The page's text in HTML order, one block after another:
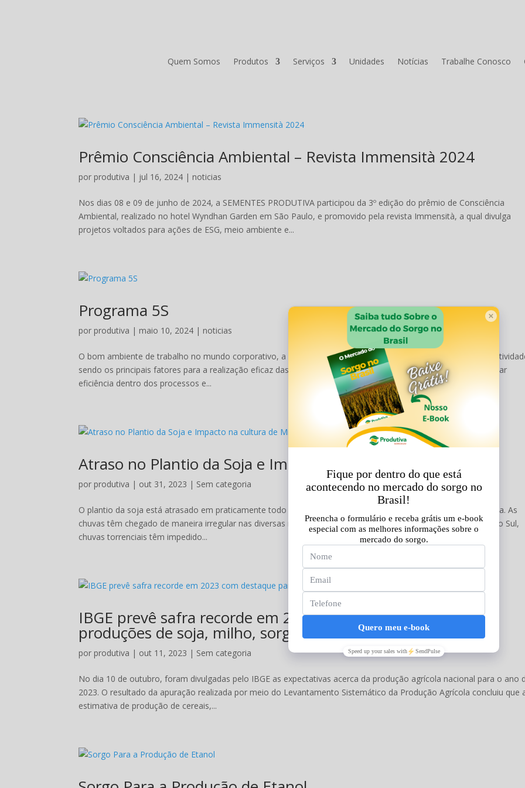
Quem Somos Produtos Serviços Unidades Notícias Trabalhe Conosco
Prêmio Consciência Ambiental – Revista Immensità 2024
por produtiva | jul 16, 2024 | noticias
Nos dias 08 e 09 de junho de 2024, a SEMENTES PRODUTIVA participou da 3º edição do prêmio de Consciência
Ambiental, realizado no hotel Wyndhan Garden em São Paulo, e promovido pela revista Immensità, a qual divulga
projetos voltados para ações de ESG, meio ambiente e...
Programa 5S
por produtiva | maio 10, 2024 | noticias
O bom ambiente de trabalho no mundo corporativo, a corrida pela excelência visa alcançar resultados e
sendo os principais fatores para a realização eficaz das atividades diárias de uma empresa. Dessa forma, buscar
eficiência dentro dos processos e...
Atraso no Plantio da Soja e Impacto na cultura de Milho
por produtiva | out 31, 2023 | Sem categoria
O plantio da soja está atrasado em praticamente todo o território nacional em função da instabilidade climática. As
chuvas têm chegado de maneira irregular nas diversas regiões do país causando diversas incertezas. Na região Sul,
chuvas torrenciais têm impedido...
IBGE prevê safra recorde em 2023 com destaque para as
produções de soja, milho, sorgo e algodão
por produtiva | out 11, 2023 | Sem categoria
No dia 10 de outubro, foram divulgadas pelo IBGE as expectativas acerca da produção agrícola nacional para o ano
2023. O resultado da apuração realizada por meio do Levantamento Sistemático da Produção Agrícola concluiu que
estimativa de produção de cereais,...